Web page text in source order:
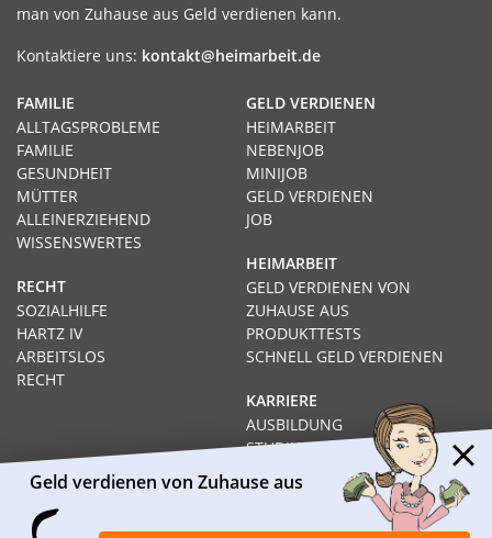
man von Zuhause aus Geld verdienen kann.
Kontaktiere uns: kontakt@heimarbeit.de
GELD VERDIENEN
HEIMARBEIT
NEBENJOB
MINIJOB
GELD VERDIENEN
JOB
HEIMARBEIT
GELD VERDIENEN VON
ZUHAUSE AUS
PRODUKTTESTS
SCHNELL GELD VERDIENEN
KARRIERE
AUSBILDUNG
STUDIUM
GEHÄLTER
FAMILIE
ALLTAGSPROBLEME
FAMILIE
GESUNDHEIT
MÜTTER
ALLEINERZIEHEND
WISSENSWERTES
RECHT
SOZIALHILFE
HARTZ IV
ARBEITSLOS
RECHT
Geld verdienen von Zuhause aus